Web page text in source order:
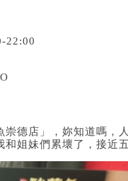
22:00
德店」，妳知道嗎，
姐妹們累壞了，接近